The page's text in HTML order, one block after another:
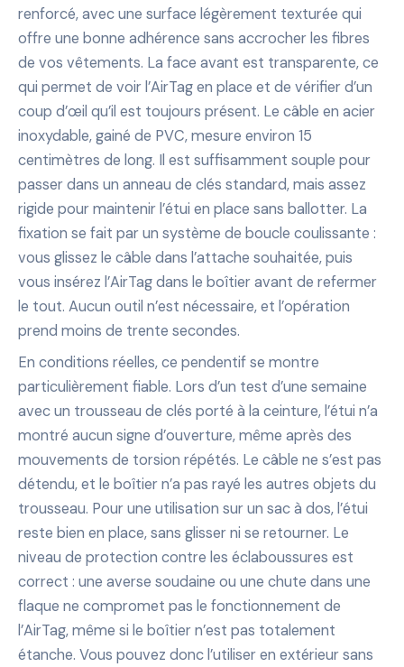
renforcé, avec une surface légèrement texturée qui
offre une bonne adhérence sans accrocher les fibres
de vos vêtements. La face avant est transparente, ce
qui permet de voir l’AirTag en place et de vérifier d’un
coup d’œil qu’il est toujours présent. Le câble en acier
inoxydable, gainé de PVC, mesure environ 15
centimètres de long. Il est suffisamment souple pour
passer dans un anneau de clés standard, mais assez
rigide pour maintenir l’étui en place sans ballotter. La
fixation se fait par un système de boucle coulissante :
vous glissez le câble dans l’attache souhaitée, puis
vous insérez l’AirTag dans le boîtier avant de refermer
le tout. Aucun outil n’est nécessaire, et l’opération
prend moins de trente secondes.
En conditions réelles, ce pendentif se montre
particulièrement fiable. Lors d’un test d’une semaine
avec un trousseau de clés porté à la ceinture, l’étui n’a
montré aucun signe d’ouverture, même après des
mouvements de torsion répétés. Le câble ne s’est pas
détendu, et le boîtier n’a pas rayé les autres objets du
trousseau. Pour une utilisation sur un sac à dos, l’étui
reste bien en place, sans glisser ni se retourner. Le
niveau de protection contre les éclaboussures est
correct : une averse soudaine ou une chute dans une
flaque ne compromet pas le fonctionnement de
l’AirTag, même si le boîtier n’est pas totalement
étanche. Vous pouvez donc l’utiliser en extérieur sans